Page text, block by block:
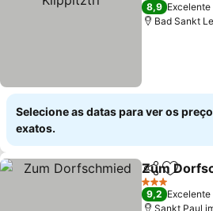
8,9 Excelente
Bad Sankt
Selecione as datas para ver os
exatos.
Partilhar
Zum
3 Estrelas
9,2 Excelente
Sankt Paul